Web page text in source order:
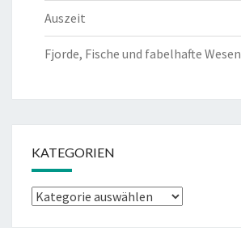
Auszeit
Fjorde, Fische und fabelhafte Wesen
KATEGORIEN
Kategorien